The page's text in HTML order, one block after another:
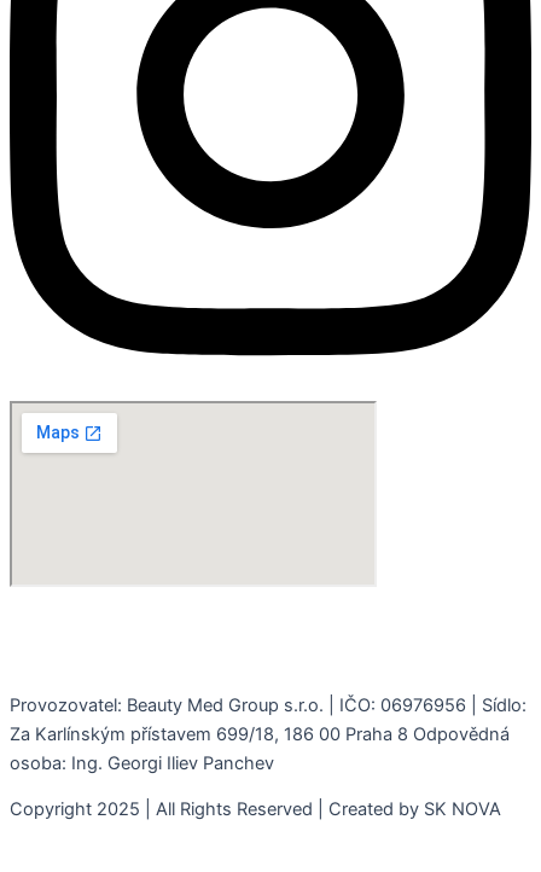
Provozovatel: Beauty Med Group s.r.o. | IČO: 06976956 | Sídlo:
Za Karlínským přístavem 699/18, 186 00 Praha 8 Odpovědná
osoba: Ing. Georgi Iliev Panchev
Copyright 2025 | All Rights Reserved | Created by SK NOVA